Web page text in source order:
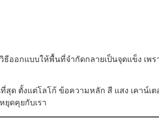
ธีออกแบบให้พื้นที่จำกัดกลายเป็นจุดแข็ง เพ
ด ตั้งแต่โลโก้ ข้อความหลัก สี แสง เคาน์เ
ยุดคุยกับเรา